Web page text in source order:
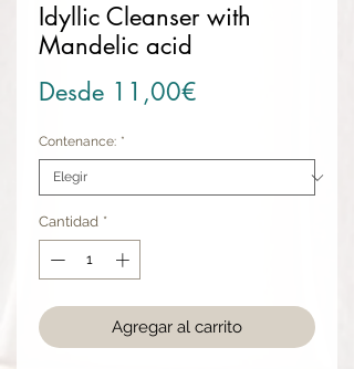
Idyllic Cleanser with
Mandelic acid
Desde 11,00€
Contenance: *
Cantidad *
Agregar al carrito